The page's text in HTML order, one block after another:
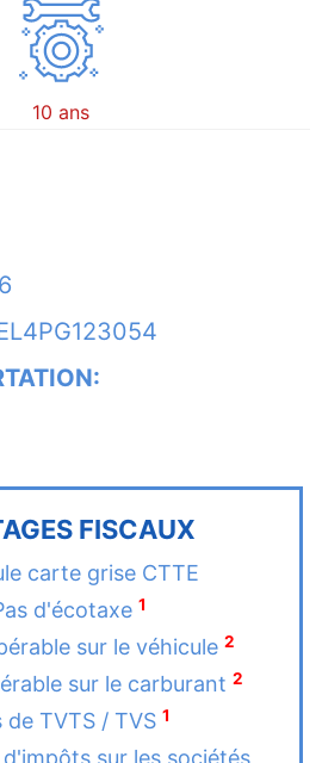
10 ans
FISCAUX
carte grise CTTE
d'écotaxe 1
sur le véhicule 2
sur le carburant 2
de TVTS / TVS 1
sur les sociétés